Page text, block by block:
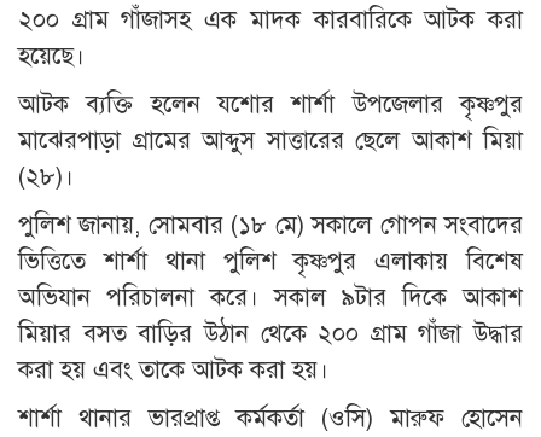
২০০ গ্রাম গাঁজাসহ এক মাদক কারবারিকে আটক করা
হয়েছে।
আটক ব্যক্তি হলেন যশোর শার্শা উপজেলার কৃষ্ণপুর
মাঝেরপাড়া গ্রামের আব্দুস সাত্তারের ছেলে আকাশ মিয়া
(২৮)।
পুলিশ জানায়, সোমবার (১৮ মে) সকালে গোপন সংবাদের
ভিত্তিতে শার্শা থানা পুলিশ কৃষ্ণপুর এলাকায় বিশেষ
অভিযান পরিচালনা করে। সকাল ৯টার দিকে আকাশ
মিয়ার বসত বাড়ির উঠান থেকে ২০০ গ্রাম গাঁজা উদ্ধার
করা হয় এবং তাকে আটক করা হয়।
শার্শা থানার ভারপ্রাপ্ত কর্মকর্তা (ওসি) মারুফ হোসেন